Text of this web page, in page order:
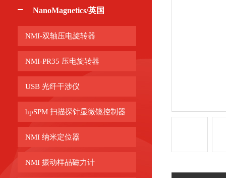
NanoMagnetics/英国
NMI-双轴压电旋转器
NMI-PR35 压电旋转器
USB 光纤干涉仪
hpSPM 扫描探针显微镜控制器
NMI 纳米定位器
NMI 振动样品磁力计